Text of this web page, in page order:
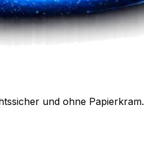
und ohne Papierkram.